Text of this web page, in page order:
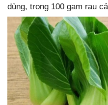
dùng, trong 100 gam rau